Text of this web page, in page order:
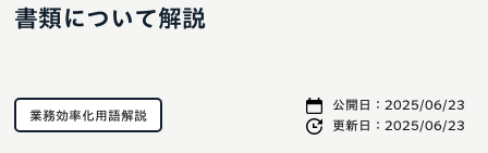
書類について解説
公開日： 2025/06/23
更新日： 2025/06/23
業務効率化用語解説